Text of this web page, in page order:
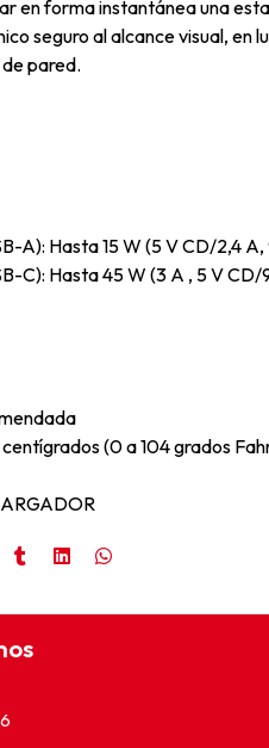
en forma instantánea una
seguro al alcance visual, en
pared.
A): Hasta 15 W (5 V CD/2,4
C): Hasta 45 W (3 A , 5 V CD/
(0 a 104 grados